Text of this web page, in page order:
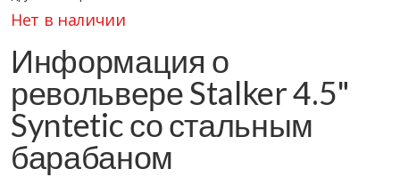
Нет в наличии
Информация о
револьвере Stalker 4.5"
Syntetic со стальным
барабаном